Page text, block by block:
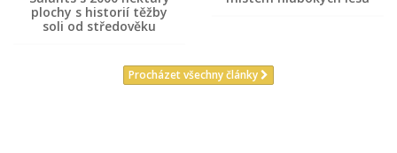
plochy s historií těžby
soli od středověku
Procházet všechny články